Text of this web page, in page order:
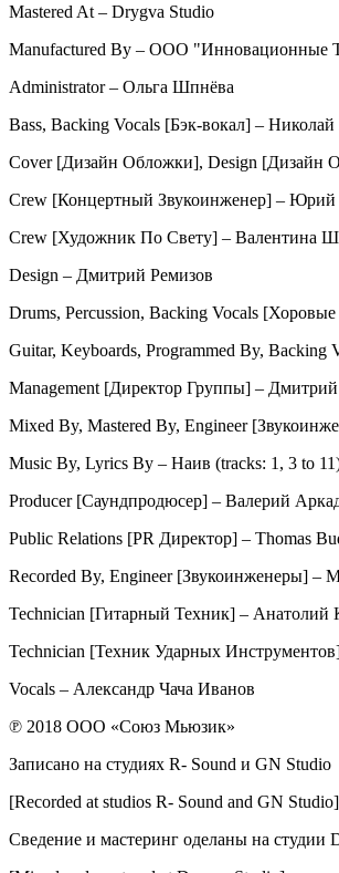
Mastered At – Drygva Studio
Manufactured By – ООО "Инновационные
Administrator – Ольга Шпнёва
Bass, Backing Vocals [Бэк-вокал] – Николай
Cover [Дизайн Обложки], Design [Дизайн
Crew [Концертный Звукоинженер] –
Crew [Художник По Свету] – Валентина
Design – Дмитрий Ремизов
Drums, Percussion, Backing Vocals
Guitar, Keyboards, Programmed By,
Management [Директор Группы] –
Mixed By, Mastered By, Engineer
Music By, Lyrics By – Наив (tracks: 1, 3 to
Producer [Саундпродюсер] – Валерий
Public Relations [PR Директор] – Thomas
Recorded By, Engineer [Звукоинженеры] –
Technician [Гитарный Техник] – Анатолий
Technician [Техник Ударных
Vocals – Александр Чача Иванов
℗ 2018 ООО «Союз Мьюзик»
Записано на студиях R- Sound и GN Studio
[Recorded at studios R- Sound and GN Studio]
Сведение и мастеринг оделаны на студии